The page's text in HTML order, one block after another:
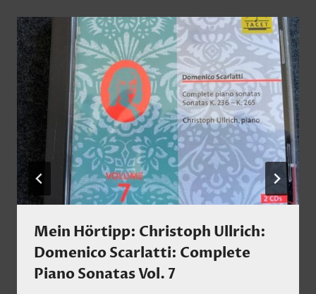
Mein Hörtipp: Christoph Ullrich:
Domenico Scarlatti: Complete
Piano Sonatas Vol. 7